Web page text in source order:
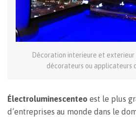
Décoration interieure et
décorateurs ou applicateurs
Électroluminescenteo est le plus
d’entreprises au monde dans le